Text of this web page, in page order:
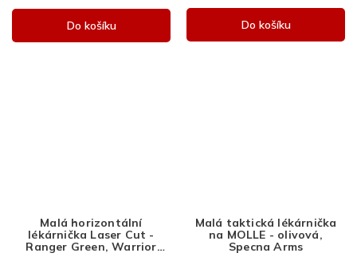
Do košíku Do košíku
Malá horizontální
lékárnička Laser Cut -
Ranger Green, Warrior
Malá taktická lékárnička
na MOLLE - olivová,
Specna Arms